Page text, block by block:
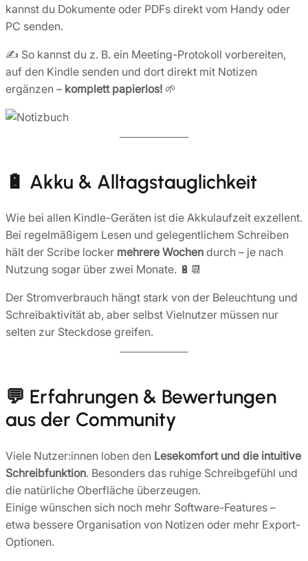
kannst du Dokumente oder PDFs direkt vom Handy oder
PC senden.
✍️ So kannst du z. B. ein Meeting-Protokoll vorbereiten,
auf den Kindle senden und dort direkt mit Notizen
ergänzen – komplett papierlos! 🌱
🔋 Akku & Alltagstauglichkeit
Wie bei allen Kindle-Geräten ist die Akkulaufzeit exzellent.
Bei regelmäßigem Lesen und gelegentlichem Schreiben
hält der Scribe locker mehrere Wochen durch – je nach
Nutzung sogar über zwei Monate. 🔋📆
Der Stromverbrauch hängt stark von der Beleuchtung und
Schreibaktivität ab, aber selbst Vielnutzer müssen nur
selten zur Steckdose greifen.
💬 Erfahrungen & Bewertungen
aus der Community
Viele Nutzer:innen loben den Lesekomfort und die intuitive
Schreibfunktion. Besonders das ruhige Schreibgefühl und
die natürliche Oberfläche überzeugen.
Einige wünschen sich noch mehr Software-Features –
etwa bessere Organisation von Notizen oder mehr Export-
Optionen.